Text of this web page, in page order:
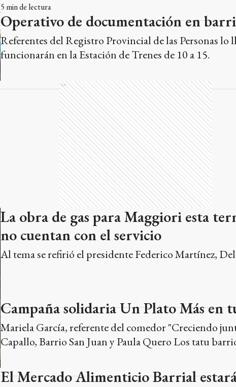
5 min de lectura
Operativo de documentación en
Referentes del Registro Provincial de las Personas lo
funcionarán en la Estación de Trenes de 10 a 15.
Ads
La obra de gas para Maggiori esta
no cuentan con el servicio
Al tema se refirió el presidente Federico Martínez,
Campaña solidaria Un Plato Más en
Mariela García, referente del comedor "Creciendo
Capallo, Barrio San Juan y Paula Quero Los tatu
El Mercado Alimenticio Barrial